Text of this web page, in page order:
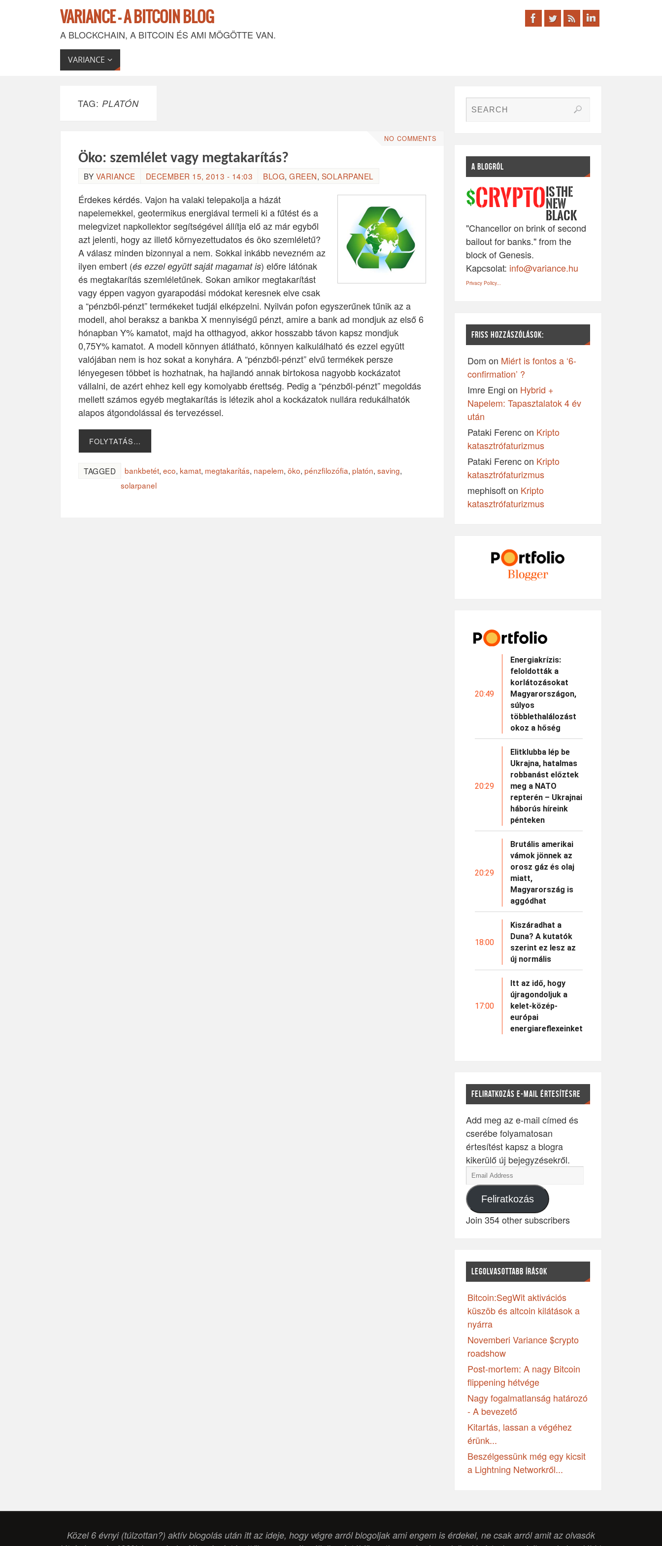
VARIANCE - A BITCOIN BLOG
A BLOCKCHAIN, A BITCOIN ÉS AMI MÖGÖTTE VAN.
VARIANCE
TAG: PLATÓN
NO COMMENTS
Öko: szemlélet vagy megtakarítás?
BY VARIANCE DECEMBER 15, 2013 - 14:03 BLOG, GREEN, SOLARPANEL
Érdekes kérdés. Vajon ha valaki telepakolja a házát
napelemekkel, geotermikus energiával termeli ki a fűtést és a
melegvizet napkollektor segítségével állítja elő az már egyből
azt jelenti, hogy az illető környezettudatos és öko szemléletű?
A válasz minden bizonnyal a nem. Sokkal inkább nevezném az
ilyen embert (és ezzel együtt saját magamat is) előre látónak
és megtakarítás szemléletűnek. Sokan amikor megtakarítást
vagy éppen vagyon gyarapodási módokat keresnek elve csak
a “pénzből-pénzt” termékeket tudjál elképzelni. Nyilván pofon egyszerűnek tűnik az a
modell, ahol beraksz a bankba X mennyiségű pénzt, amire a bank ad mondjuk az első 6
hónapban Y% kamatot, majd ha otthagyod, akkor hosszabb távon kapsz mondjuk
0,75Y% kamatot. A modell könnyen átlátható, könnyen kalkulálható és ezzel együtt
valójában nem is hoz sokat a konyhára. A “pénzből-pénzt” elvű termékek persze
lényegesen többet is hozhatnak, ha hajlandó annak birtokosa nagyobb kockázatot
vállalni, de azért ehhez kell egy komolyabb érettség. Pedig a “pénzből-pénzt” megoldás
mellett számos egyéb megtakarítás is létezik ahol a kockázatok nullára redukálhatók
alapos átgondolással és tervezéssel.
FOLYTATÁS…
TAGGED bankbetét, eco, kamat, megtakarítás, napelem, öko, pénzfilozófia, platón, saving,
solarpanel
A BLOGRÓL
$CRYPTO IS THE
NEW
BLACK
"Chancellor on brink of second
bailout for banks." from the
block of Genesis.
Kapcsolat: info@variance.hu
Privacy Policy...
FRISS HOZZÁSZÓLÁSOK:
Dom on Miért is fontos a ‘6-
confirmation’ ?
Imre Engi on Hybrid +
Napelem: Tapasztalatok 4 év
után
Pataki Ferencon Kripto
katasztrófaturizmus
Pataki Ferencon Kripto
katasztrófaturizmus
mephisofton Kripto
katasztrófaturizmus
20:49
Energiakrízis:
feloldották a
korlátozásokat
Magyarországon,
súlyos
többlethalálozást
okoz a hőség
20:29
Elitklubba lép be
Ukrajna, hatalmas
robbanást előztek
meg a NATO
repterén – Ukrajnai
háborús híreink
pénteken
20:29
Brutális amerikai
vámok jönnek az
orosz gáz és olaj
miatt,
Magyarország is
aggódhat
18:00
Kiszáradhat a
Duna? A kutatók
szerint ez lesz az
új normális
17:00
Itt az idő, hogy
újragondoljuk a
kelet-közép-
európai
energiareflexeinket
FELIRATKOZÁS E-MAIL ÉRTESÍTÉSRE
Add meg az e-mail címed és
cserébe folyamatosan
értesítést kapsz a blogra
kikerülő új bejegyzésekről.
Feliratkozás
Join 354 other subscribers
LEGOLVASOTTABB ÍRÁSOK
Bitcoin:SegWit aktivációs
küszöb és altcoin kilátások a
nyárra
Novemberi Variance $crypto
roadshow
Post-mortem: A nagy Bitcoin
flippening hétvége
Nagy fogalmatlanság határozó
- A bevezető
Kitartás, lassan a végéhez
érünk...
Beszélgessünk még egy kicsit
a Lightning Networkről...
Közel 6 évnyi (túlzottan?) aktív blogolás után itt az ideje, hogy végre arról blogoljak ami engem is érdekel, ne csak arról amit az olvasók